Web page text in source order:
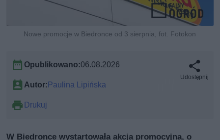
Nowe promocje w Biedronce od 3 sierpnia, fot. Fotokon
Opublikowano:06.08.2026
Autor: Paulina Lipińska
Drukuj
Udostępnij
W Biedronce wystartowała akcja promocyjna, o